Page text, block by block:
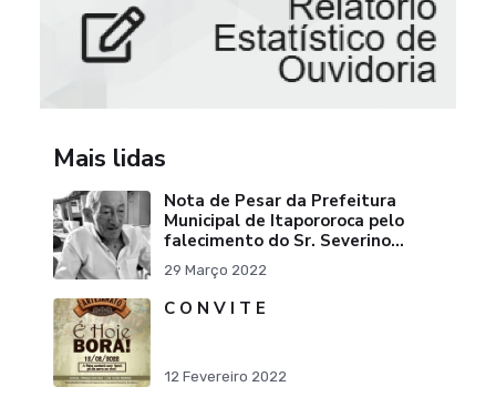
Mais lidas
Nota de Pesar da Prefeitura
Municipal de Itapororoca pelo
falecimento do Sr. Severino
Ribeiro da Silva "Pai do Ex-
Prefei
29 Março 2022
C O N V I T E
12 Fevereiro 2022